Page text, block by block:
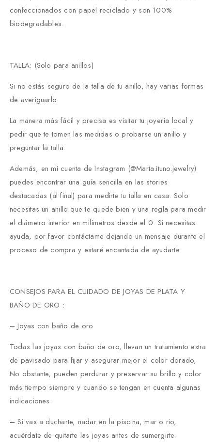
confeccionados con papel reciclado y son 100%
biodegradables.
TALLA: (Solo para anillos)
Si no estás seguro de la talla de tu anillo, hay varias formas
de averiguarlo:
La manera más fácil y precisa es visitar tu joyería local y
pedir que te tomen las medidas o probarse un anillo y
preguntar la talla.
Además, en mi cuenta de Instagram (@Marta.ituno.jewelry)
puedes encontrar una guía sencilla en las stories
destacadas (al final) para medirte tu talla en casa. Solo
necesitas un anillo que te quede bien y una regla para medir
el diámetro interior en milímetros desde el 0. Si necesitas
ayuda, por favor contáctame dejando un mensaje durante el
proceso de compra y estaré encantada de ayudarte.
CONSEJOS PARA EL CUIDADO DE JOYAS DE PLATA Y
BAÑO DE ORO :
– Joyas con baño de oro
Todas las joyas con baño de oro, llevan un tratamiento extra
de pavisado para fijar y asegurar mejor el color dorado,
No obstante, pueden perdurar y preservar su brillo y color
más tiempo siempre y cuando se tengan en cuenta algunas
indicaciones:
– Si vas a ducharte, nadar en la piscina, mar o rio,
acuérdate de quitarte las joyas antes de sumergirte.